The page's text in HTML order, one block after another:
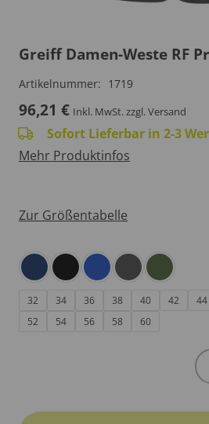
Greiff Damen-Weste RF
Artikelnummer: 1719
96,21 € Inkl. MwSt.zzgl. Versand
Sofort Lieferbar in 2-3
Mehr Produktinfos
Zur Größentabelle
32 34 36 38 40 42 44
52
54 56 58 60